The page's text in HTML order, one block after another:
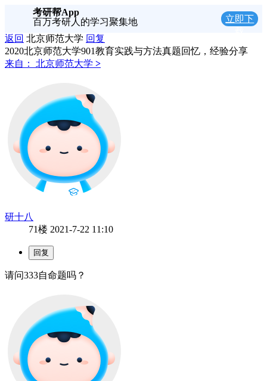
考研帮App
百万考研人的学习聚集地
立即下
返回 北京师范大学 回复
2020北京师范大学901教育实践与方法真题回忆，经验分享
来自：
北京师范大学 >
研十八
71楼 2021-7-22 11:10
请问333自命题吗？